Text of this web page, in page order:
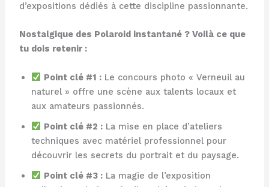
d’expositions dédiés à cette discipline passionnante.
Nostalgique des Polaroid instantané ? Voilà ce que
tu dois retenir :
Point clé #1 : Le concours photo « Verneuil au
naturel » offre une scène aux talents locaux et
aux amateurs passionnés.
Point clé #2 : La mise en place d’ateliers
techniques avec matériel professionnel pour
découvrir les secrets du portrait et du paysage.
Point clé #3 : La magie de l’exposition